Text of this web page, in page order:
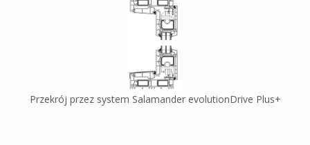
Przekrój przez system Salamander evolutionDrive Plus+